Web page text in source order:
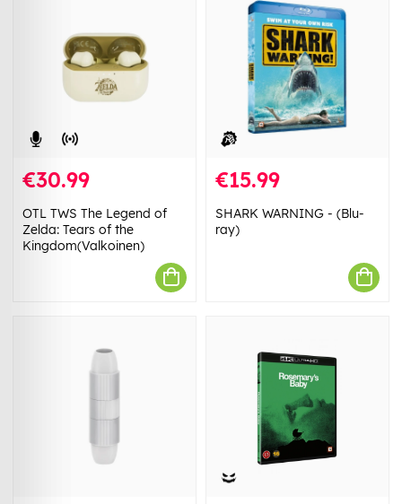
€30.99
OTL TWS The Legend of
Zelda: Tears of the
Kingdom(Valkoinen)
€15.99
SHARK WARNING - (Blu-
ray)